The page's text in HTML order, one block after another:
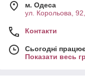
м. Одеса
ул. Корольова,
Контакти
Сьогодні
Показати весь